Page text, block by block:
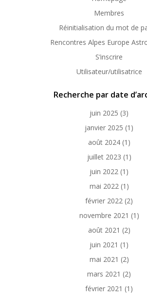
Membres
Réinitialisation du mot de
Rencontres Alpes Europe
S’inscrire
Utilisateur/utilisatrice
Recherche par date
juin 2025 (3)
janvier 2025 (1)
août 2024(1)
juillet 2023 (1)
juin 2022 (1)
mai 2022(1)
février 2022 (2)
novembre 2021 (1)
août 2021 (2)
juin 2021 (1)
mai 2021 (2)
mars 2021 (2)
février 2021 (1)